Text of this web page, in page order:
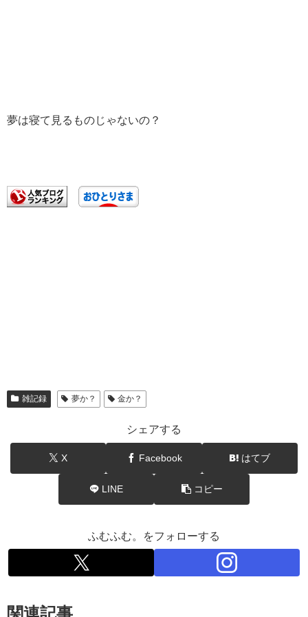
夢は寝て見るものじゃないの？
雑記録 夢か？ 金か？
シェアする
X Facebook はてブ
LINE コピー
ふむふむ。をフォローする